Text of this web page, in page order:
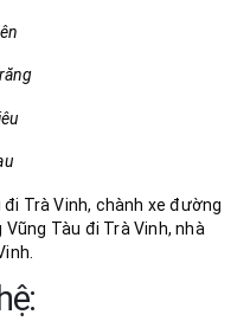
Trà Vinh, chành xe đường
Vũng Tàu đi Trà Vinh, nhà